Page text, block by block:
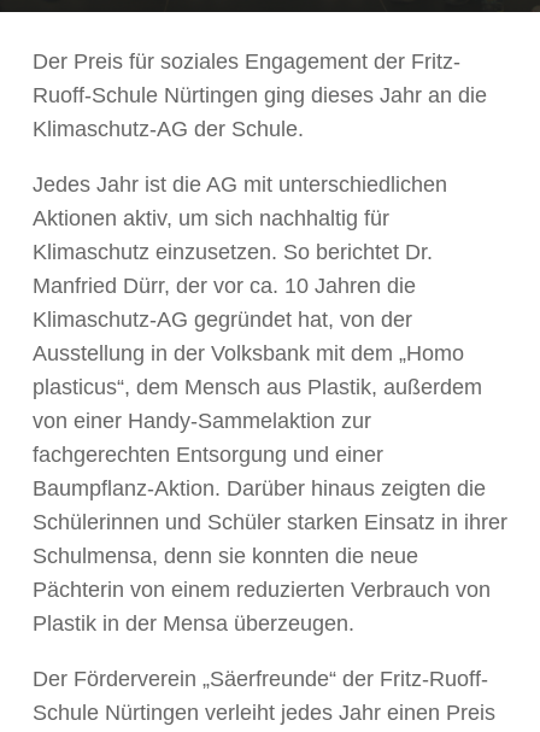
Der Preis für soziales Engagement der Fritz-
Ruoff-Schule Nürtingen ging dieses Jahr an die
Klimaschutz-AG der Schule.
Jedes Jahr ist die AG mit unterschiedlichen
Aktionen aktiv, um sich nachhaltig für
Klimaschutz einzusetzen. So berichtet Dr.
Manfried Dürr, der vor ca. 10 Jahren die
Klimaschutz-AG gegründet hat, von der
Ausstellung in der Volksbank mit dem „Homo
plasticus“, dem Mensch aus Plastik, außerdem
von einer Handy-Sammelaktion zur
fachgerechten Entsorgung und einer
Baumpflanz-Aktion. Darüber hinaus zeigten die
Schülerinnen und Schüler starken Einsatz in ihrer
Schulmensa, denn sie konnten die neue
Pächterin von einem reduzierten Verbrauch von
Plastik in der Mensa überzeugen.
Der Förderverein „Säerfreunde“ der Fritz-Ruoff-
Schule Nürtingen verleiht jedes Jahr einen Preis